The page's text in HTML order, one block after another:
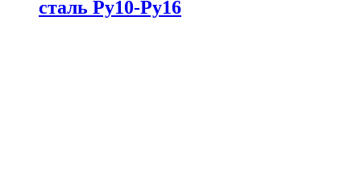
сталь Ру10-Ру16